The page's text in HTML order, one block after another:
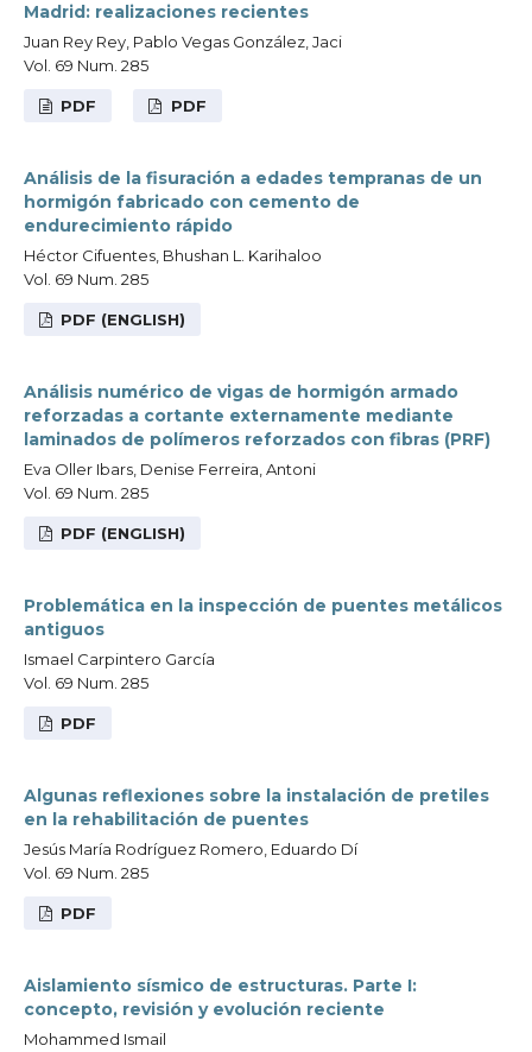
Madrid: realizaciones recientes
Juan Rey Rey, Pablo Vegas González, Jaci
Vol. 69 Num. 285
PDF PDF
Análisis de la fisuración a edades tempranas de un
hormigón fabricado con cemento de
endurecimiento rápido
Héctor Cifuentes, Bhushan L. Karihaloo
Vol. 69 Num. 285
PDF (ENGLISH)
Análisis numérico de vigas de hormigón armado
reforzadas a cortante externamente mediante
laminados de polímeros reforzados con fibras (PRF)
Eva Oller Ibars, Denise Ferreira, Antoni
Vol. 69 Num. 285
PDF (ENGLISH)
Problemática en la inspección de puentes metálicos
antiguos
Ismael Carpintero García
Vol. 69 Num. 285
PDF
Algunas reflexiones sobre la instalación de pretiles
en la rehabilitación de puentes
Jesús María Rodríguez Romero, Eduardo Dí
Vol. 69 Num. 285
PDF
Aislamiento sísmico de estructuras. Parte I:
concepto, revisión y evolución reciente
Mohammed Ismail